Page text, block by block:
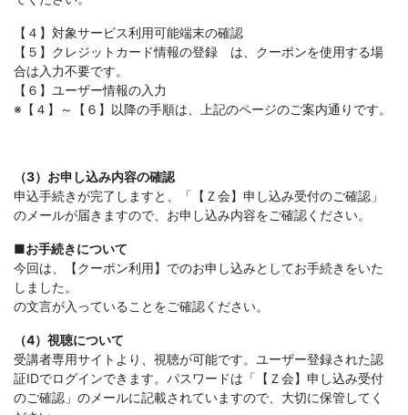
【４】対象サービス利用可能端末の確認
【５】クレジットカード情報の登録 は、クーポンを使用する場
合は入力不要です。
【６】ユーザー情報の入力
※【４】～【６】以降の手順は、上記のページのご案内通りです。
（3）お申し込み内容の確認
申込手続きが完了しますと、「【Ｚ会】申し込み受付のご確認」
のメールが届きますので、お申し込み内容をご確認ください。
■お手続きについて
今回は、【クーポン利用】でのお申し込みとしてお手続きをいた
しました。
の文言が入っていることをご確認ください。
（4）視聴について
受講者専用サイトより、視聴が可能です。ユーザー登録された認
証IDでログインできます。パスワードは「【Ｚ会】申し込み受付
のご確認」のメールに記載されていますので、大切に保管してく